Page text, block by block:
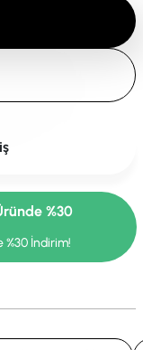
%30
İndirim!